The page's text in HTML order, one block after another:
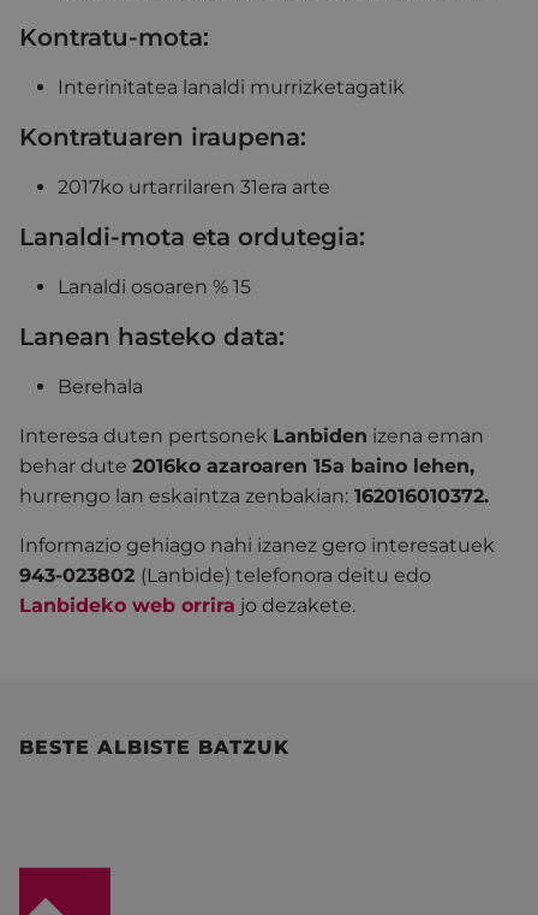
Kontratu-mota:
Interinitatea lanaldi murrizketagatik
Kontratuaren iraupena:
2017ko urtarrilaren 31era arte
Lanaldi-mota eta ordutegia:
Lanaldi osoaren % 15
Lanean hasteko data:
Berehala
Interesa duten pertsonek Lanbiden izena eman
behar dute 2016ko azaroaren 15a baino lehen,
hurrengo lan eskaintza zenbakian: 162016010372.
Informazio gehiago nahi izanez gero interesatuek
943-023802 (Lanbide) telefonora deitu edo
Lanbideko web orrira jo dezakete.
BESTE ALBISTE BATZUK